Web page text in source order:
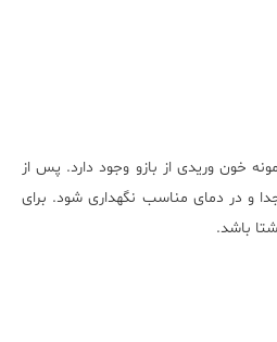
خون وریدی از بازو وجود دارد. پس از
و در دمای مناسب نگهداری شود. برای
باشد.